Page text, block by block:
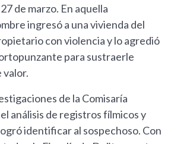
de marzo. En aquella
ingresó a una vivienda del
con violencia y lo agredió
para sustraerle
valor.
de la Comisaría
análisis de registros fílmicos y
identificar al sospechoso. Con